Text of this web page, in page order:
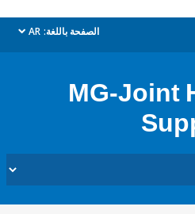
الصفحة باللغة: AR
dropdown
MG-